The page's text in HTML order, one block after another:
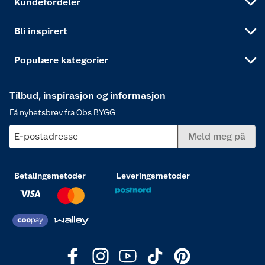
Bli inspirert
Populære kategorier
Tilbud, inspirasjon og informasjon
Få nyhetsbrev fra Obs BYGG
E-postadresse Meld meg på
Betalingsmetoder Leveringsmetoder